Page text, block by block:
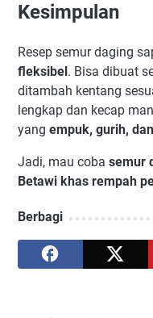
Kesimpulan
Resep semur daging
fleksibel. Bisa dibuat
ditambah kentang
lengkap dan kecap
yang empuk, gurih,
Jadi, mau coba semur
Betawi khas rempah
Berbagi